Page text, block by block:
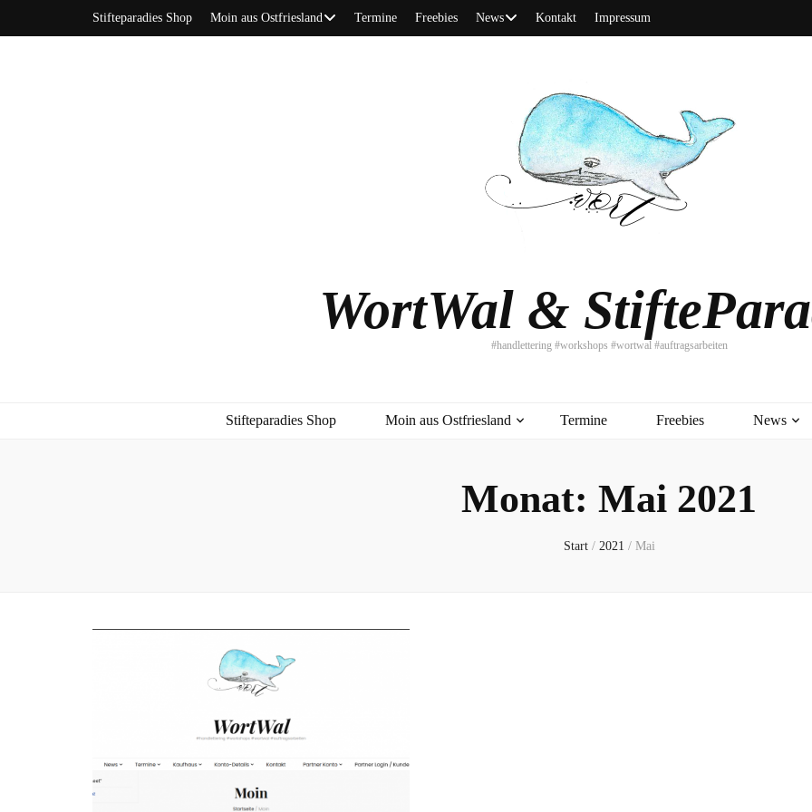
Stifteparadies Shop Moin aus Ostfriesland Termine Freebies News Kontakt Impressum
WortWal &
#handlettering #workshops #wortwal #auftragsarbeiten
Stifteparadies Shop Moin aus Ostfriesland Termine Freebies News
Monat: Mai 2021
Start / 2021 / Mai